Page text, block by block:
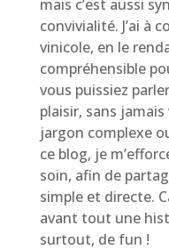
mais c’est aussi
convivialité. J’ai à
vinicole, en le
compréhensible
vous puissiez
plaisir, sans
jargon complexe
ce blog, je
soin, afin de
simple et directe.
avant tout une
surtout, de fun !